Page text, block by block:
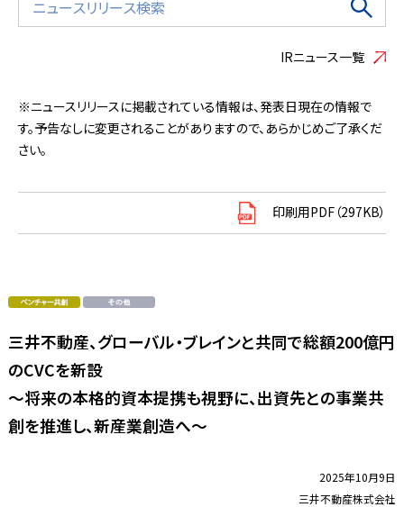
IRニュース一覧
※ニュースリリースに掲載されている情報は、発表日現在の情報で
す。予告なしに変更されることがありますので、あらかじめご了承くだ
さい。
印刷用PDF（297KB）
三井不動産、グローバル・ブレインと共同で総額200億円
のCVCを新設
～将来の本格的資本提携も視野に、出資先との事業共
創を推進し、新産業創造へ～
2025年10月9日
三井不動産株式会社